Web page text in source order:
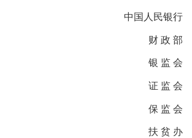
中国人民银行
财 政 部
银 监 会
证 监 会
保 监 会
扶 贫 办